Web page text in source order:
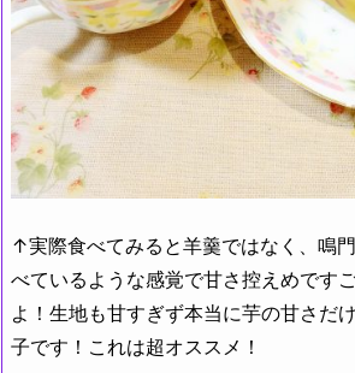
↑実際食べてみると羊羹ではなく、鳴
べているような感覚で甘さ控えめです
よ！生地も甘すぎず本当に芋の甘さだ
子です！これは超オススメ！